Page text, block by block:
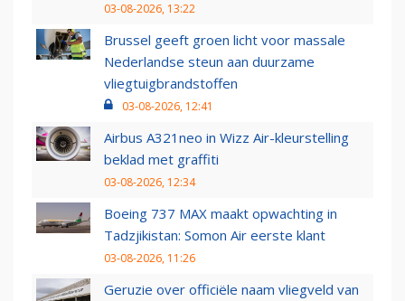
03-08-2026, 13:22
Brussel geeft groen licht voor massale
Nederlandse steun aan duurzame
vliegtuigbrandstoffen
03-08-2026, 12:41
Airbus A321neo in Wizz Air-kleurstelling
beklad met graffiti
03-08-2026, 12:34
Boeing 737 MAX maakt opwachting in
Tadzjikistan: Somon Air eerste klant
03-08-2026, 11:26
Geruzie over officiële naam vliegveld van